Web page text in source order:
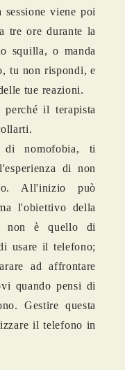
viene poi
tre ore durante la
squilla, o manda
tu non rispondi, e
tue reazioni.
perché il terapista
di nomofobia, ti
di non
All'inizio può
l'obiettivo della
non è quello di
usare il telefono;
ad affrontare
quando pensi di
Gestire questa
il telefono in